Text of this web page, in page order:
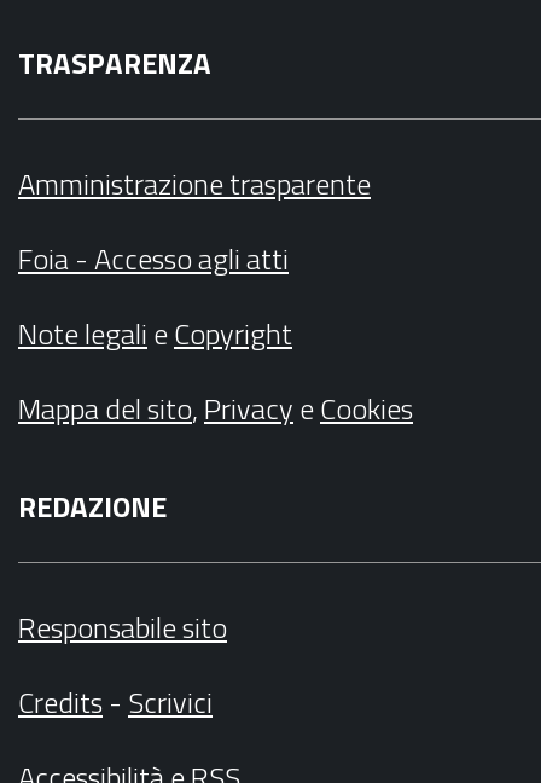
TRASPARENZA
Amministrazione trasparente
Foia - Accesso agli atti
Note legalieCopyright
Mappa del sito,PrivacyeCookies
REDAZIONE
Responsabile sito
Credits- Scrivici